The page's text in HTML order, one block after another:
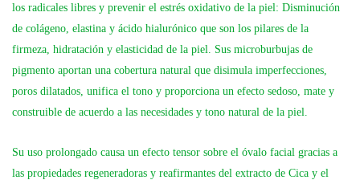
los radicales libres y prevenir el estrés oxidativo de la piel: Disminución
de colágeno, elastina y ácido hialurónico que son los pilares de la
firmeza, hidratación y elasticidad de la piel. Sus microburbujas de
pigmento aportan una cobertura natural que disimula imperfecciones,
poros dilatados, unifica el tono y proporciona un efecto sedoso, mate y
construible de acuerdo a las necesidades y tono natural de la piel.
Su uso prolongado causa un efecto tensor sobre el óvalo facial gracias a
las propiedades regeneradoras y reafirmantes del extracto de Cica y el